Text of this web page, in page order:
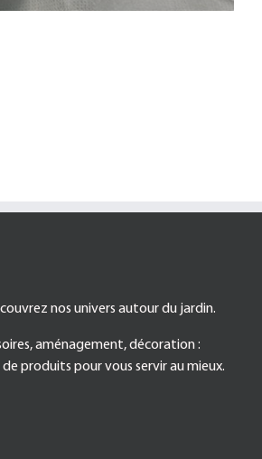
nos univers autour du jardin.
aménagement, décoration :
produits pour vous servir au mieux.